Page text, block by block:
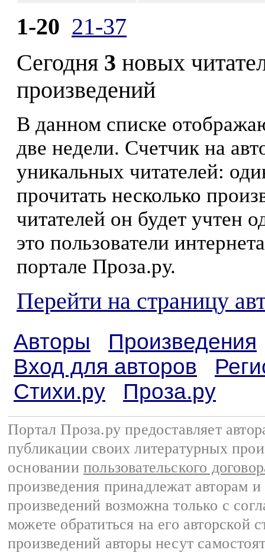
1-20 21-37
Сегодня 3 новых
произведений
В данном списке
две недели. Счетчик на
уникальных читателей:
прочитать несколько
читателей он будет учтен
это пользователи
портале Проза.ру.
Перейти на страницу
Авторы
Произведения
Вход для авторов
Стихи.ру
Проза.ру
Портал Проза.ру предоставляет
публикации своих литературных
основании пользовательского
произведения принадлежат авторам
произведений возможна только с
можете обратиться на его авторской
произведений авторы несут